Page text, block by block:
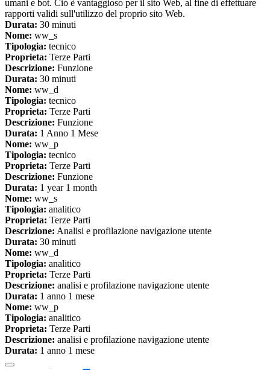
umani e bot. Ciò è vantaggioso per il sito Web, al fine di effettuare
rapporti validi sull'utilizzo del proprio sito Web.
Durata: 30 minuti
Nome: ww_s
Tipologia: tecnico
Proprieta: Terze Parti
Descrizione: Funzione
Durata: 30 minuti
Nome: ww_d
Tipologia: tecnico
Proprieta: Terze Parti
Descrizione: Funzione
Durata: 1 Anno 1 Mese
Nome: ww_p
Tipologia: tecnico
Proprieta: Terze Parti
Descrizione: Funzione
Durata: 1 year 1 month
Nome: ww_s
Tipologia: analitico
Proprieta: Terze Parti
Descrizione: Analisi e profilazione navigazione utente
Durata: 30 minuti
Nome: ww_d
Tipologia: analitico
Proprieta: Terze Parti
Descrizione: analisi e profilazione navigazione utente
Durata: 1 anno 1 mese
Nome: ww_p
Tipologia: analitico
Proprieta: Terze Parti
Descrizione: analisi e profilazione navigazione utente
Durata: 1 anno 1 mese